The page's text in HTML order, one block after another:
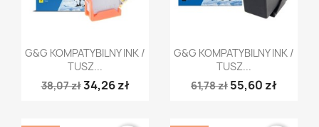
Szybki podgląd
G&G KOMPATYBILNY INK /
TUSZ...
38,07 zł34,26 zł
Szybki podgląd
G&G KOMPATYBILNY INK /
TUSZ...
61,78 zł 55,60 zł